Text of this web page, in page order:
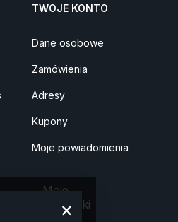
×
TWOJE KONTO
Dane osobowe
Zamówienia
Adresy
Kupony
Moje powiadomienia
Moje
przesyłki